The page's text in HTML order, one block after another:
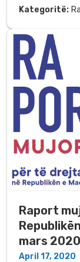
Kategoritë:
Raport
mars 2020
April 17, 2020